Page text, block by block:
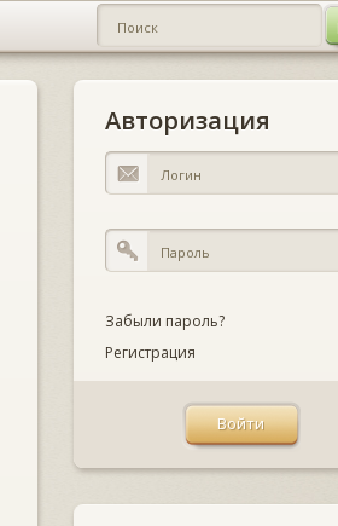
Авторизация
Забыли пароль?
Регистрация